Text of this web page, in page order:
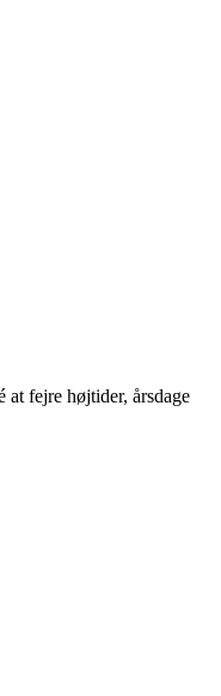
fejre højtider, årsdage